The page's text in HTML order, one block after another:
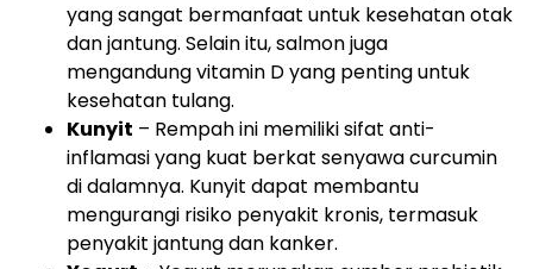
yang sangat bermanfaat untuk kesehatan otak
dan jantung. Selain itu, salmon juga
mengandung vitamin D yang penting untuk
kesehatan tulang.
Kunyit – Rempah ini memiliki sifat anti-
inflamasi yang kuat berkat senyawa curcumin
di dalamnya. Kunyit dapat membantu
mengurangi risiko penyakit kronis, termasuk
penyakit jantung dan kanker.